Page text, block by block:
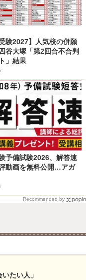
受験2027】人気校の併願
谷大塚「第2回合不合判
」結果
予備試験2026、解答速
動画を無料公開…アガ
Recommended by
たい人」